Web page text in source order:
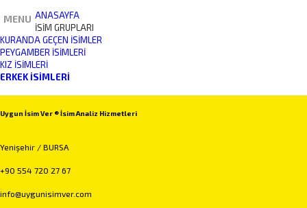
MENU ANASAYFA
İSİM GRUPLARI
KURANDA GEÇEN İSIMLER
PEYGAMBER İSIMLERI
KIZ İSIMLERI
ERKEK İSIMLERI
Uygun İsim Ver ® İsim Analiz Hizmetleri
Yenişehir / BURSA
+90 554 720 27 67
info@uygunisimver.com